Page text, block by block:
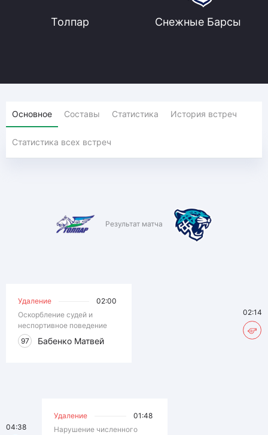
Толпар Снежные Барсы
Основное Составы Статистика История встреч
Статистика всех встреч
Результат матча
Удаление
02:00
Оскорбление судей и
неспортивное поведение
97
Бабенко Матвей
02:14
Удаление
01:48
Нарушение численного
04:38